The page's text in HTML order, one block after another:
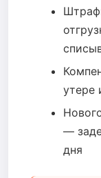
утере
—
дня